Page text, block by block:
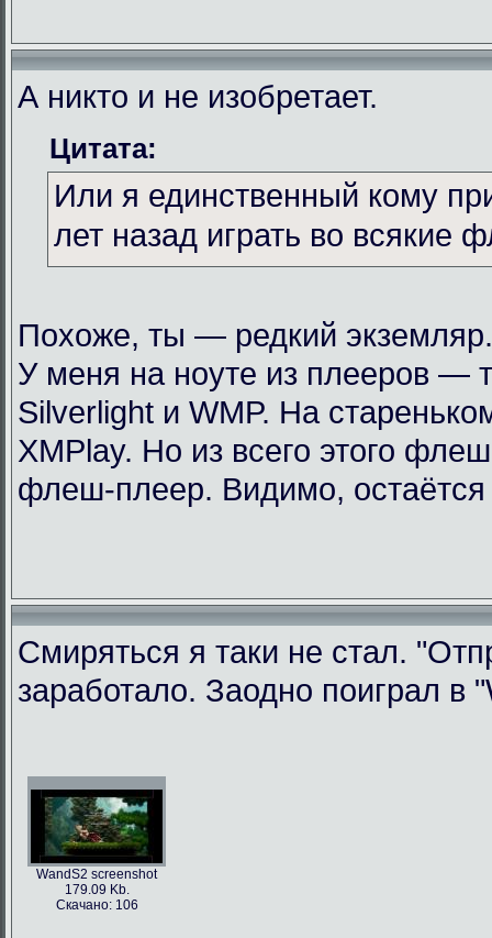
А никто и не изобретает.
Цитата:
Или я единственный кому
лет назад играть во всякие
Похоже, ты — редкий экземляр.
У меня на ноуте из плееров —
Silverlight и WMP. На
XMPlay. Но из всего этого
флеш-плеер. Видимо,
Смиряться я таки не стал.
заработало. Заодно поиграл в
WandS2 screenshot
179.09 Kb.
Скачано: 106